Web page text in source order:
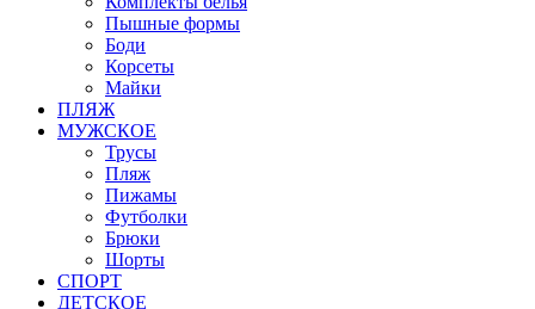
Пышные формы
Боди
Корсеты
Майки
ПЛЯЖ
МУЖСКОЕ
Трусы
Пляж
Пижамы
Футболки
Брюки
Шорты
СПОРТ
ДЕТСКОЕ